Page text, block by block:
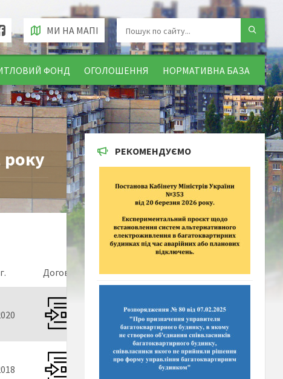
ФОНД ОГОЛОШЕННЯ НОРМАТИВНА БАЗА
МИ НА МАПІ
року
Договір
РЕКОМЕНДУЄМО